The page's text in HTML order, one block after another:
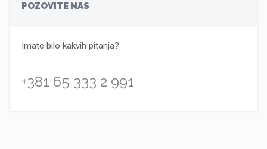
POZOVITE NAS
Imate bilo kakvih pitanja?
+381 65 333 2 991